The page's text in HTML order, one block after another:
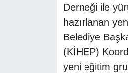
Derneği ile
hazırlanan
Belediye
(KİHEP)
yeni eğitim